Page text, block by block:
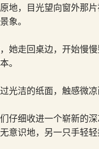
地，目光望向窗外那
象。
她走回桌边，开始慢
。
光洁的纸面，触感微凉
仔细收进一个崭新的
意识地，另一只手轻